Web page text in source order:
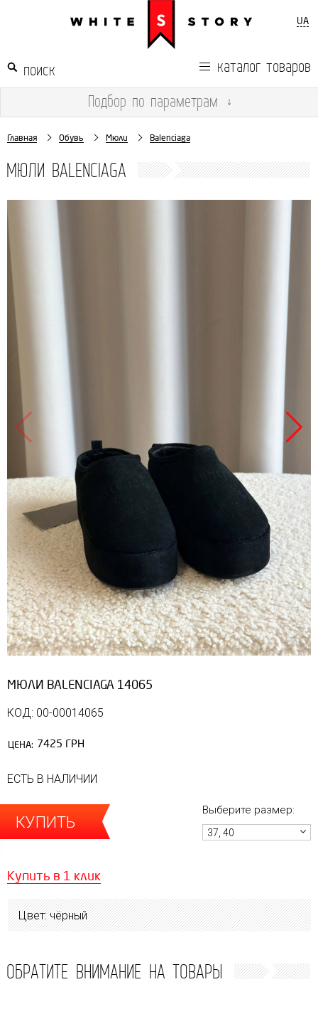
UA
каталог товаров
Подбор по параметрам ↓
Главная Обувь Мюли Balenciaga
МЮЛИ BALENCIAGA
МЮЛИ BALENCIAGA 14065
КОД: 00-00014065
ЦЕНА: 7425 ГРН
ЕСТЬ В НАЛИЧИИ
КУПИТЬ
Выберите размер:
37, 40
Купить в 1 клик
Цвет: чёрный
ОБРАТИТЕ ВНИМАНИЕ НА ТОВАРЫ